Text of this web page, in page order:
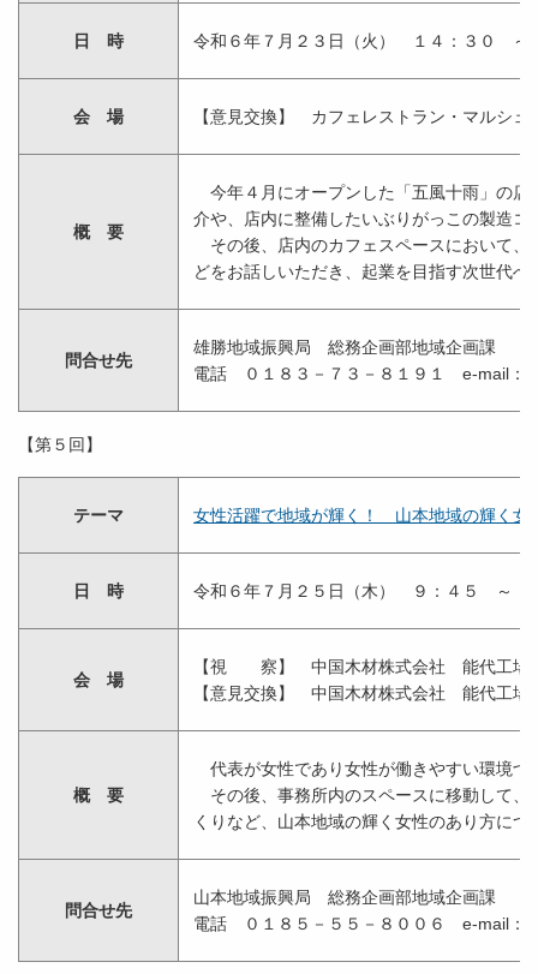
日 時 令和６年７月２３日（火） １４：３０
会 場 【意見交換】 カフェレストラン・マルシ
概 要
今年４月にオープンした「五風十雨」の店
介や、店内に整備したいぶりがっこの製造
その後、店内のカフェスペースにおいて、
どをお話しいただき、起業を目指す次世代
問合せ先
雄勝地域振興局 総務企画部地域企画課
電話 ０１８３－７３－８１９１ e-mail：
【第５回】
テーマ 女性活躍で地域が輝く！ 山本地域の輝く女
日 時 令和６年７月２５日（木） ９：４５ ～
会 場
【視 察】 中国木材株式会社 能代工場
【意見交換】 中国木材株式会社 能代工
概 要
代表が女性であり女性が働きやすい環境づ
その後、事務所内のスペースに移動して、
くりなど、山本地域の輝く女性のあり方につ
問合せ先
山本地域振興局 総務企画部地域企画課
電話 ０１８５－５５－８００６ e-mail：